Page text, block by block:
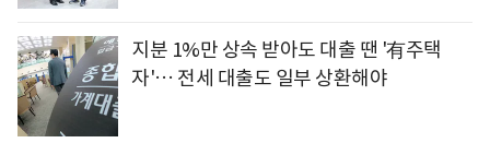
지분 1%만 상속 받아도 대출 땐 '有주택
자'… 전세 대출도 일부 상환해야